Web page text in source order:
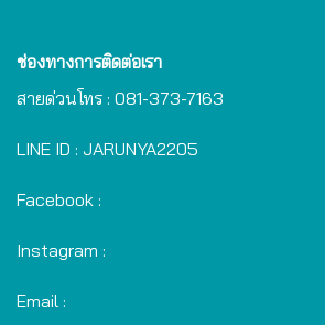
ช่องทางการติดต่อเรา
สายด่วนโทร : 081-373-7163
LINE ID : JARUNYA2205
Facebook :
Instagram :
Email :